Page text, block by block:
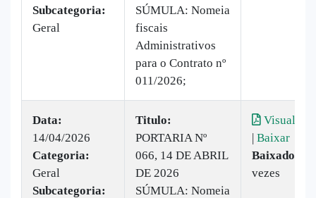
Subcategoria:
Geral
SÚMULA: Nomeia
fiscais
Administrativos
para o Contrato nº
011/2026;
Data:
14/04/2026
Categoria:
Geral
Subcategoria:
Titulo:
PORTARIA Nº
066, 14 DE ABRIL
DE 2026
SÚMULA: Nomeia
Visualizar
| Baixar
Baixado:
vezes